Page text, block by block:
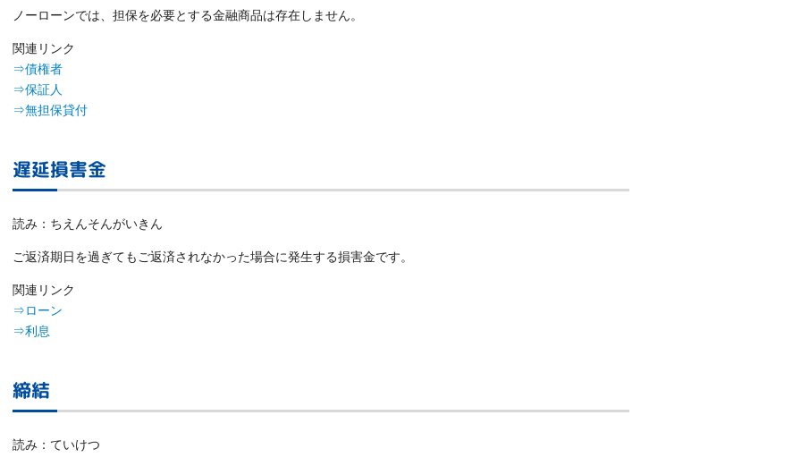
ノーローンでは、担保を必要とする金融商品は存在しません。
関連リンク
⇒債権者
⇒保証人
⇒無担保貸付
遅延損害金
読み：ちえんそんがいきん
ご返済期日を過ぎてもご返済されなかった場合に発生する損害金です。
関連リンク
⇒ローン
⇒利息
締結
読み：ていけつ